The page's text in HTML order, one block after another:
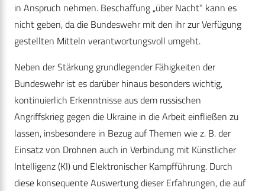
in Anspruch nehmen. Beschaffung „über Nacht“ kann es
nicht geben, da die Bundeswehr mit den ihr zur Verfügung
gestellten Mitteln verantwortungsvoll umgeht.
Neben der Stärkung grundlegender Fähigkeiten der
Bundeswehr ist es darüber hinaus besonders wichtig,
kontinuierlich Erkenntnisse aus dem russischen
Angriffskrieg gegen die Ukraine in die Arbeit einfließen zu
lassen, insbesondere in Bezug auf Themen wie z. B. der
Einsatz von Drohnen auch in Verbindung mit Künstlicher
Intelligenz (KI) und Elektronischer Kampfführung. Durch
diese konsequente Auswertung dieser Erfahrungen, die auf